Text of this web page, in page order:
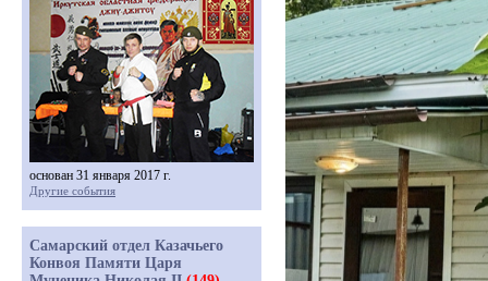
основан 31 января 2017 г.
Другие события
Самарский отдел Казачьего
Конвоя Памяти Царя